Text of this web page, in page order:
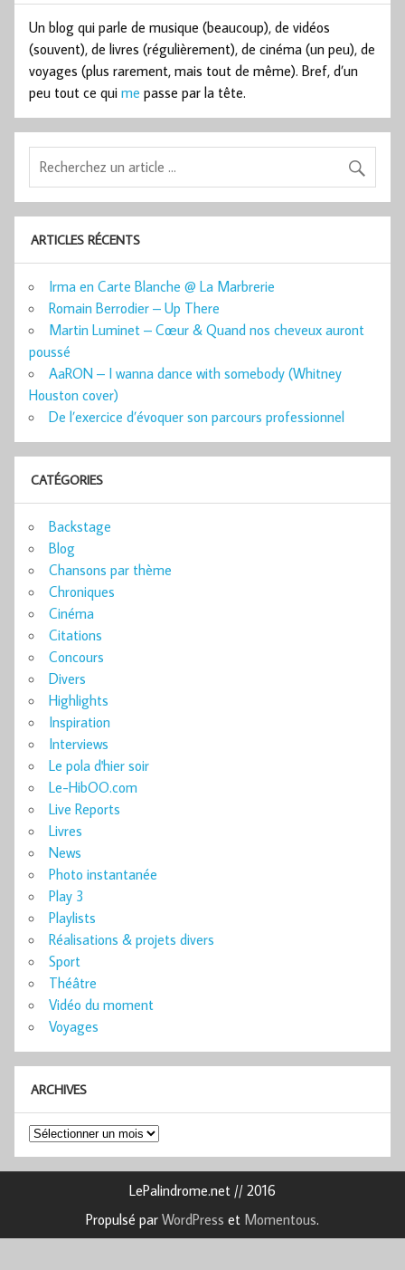
Un blog qui parle de musique (beaucoup), de vidéos
(souvent), de livres (régulièrement), de cinéma (un peu), de
voyages (plus rarement, mais tout de même). Bref, d’un
peu tout ce qui me passe par la tête.
ARTICLES RÉCENTS
Irma en Carte Blanche @ La Marbrerie
Romain Berrodier – Up There
Martin Luminet – Cœur & Quand nos cheveux auront
poussé
AaRON – I wanna dance with somebody (Whitney
Houston cover)
De l’exercice d’évoquer son parcours professionnel
CATÉGORIES
Backstage
Blog
Chansons par thème
Chroniques
Cinéma
Citations
Concours
Divers
Highlights
Inspiration
Interviews
Le pola d'hier soir
Le-HibOO.com
Live Reports
Livres
News
Photo instantanée
Play 3
Playlists
Réalisations & projets divers
Sport
Théâtre
Vidéo du moment
Voyages
ARCHIVES
Archives
LePalindrome.net // 2016
Propulsé par WordPress et Momentous.